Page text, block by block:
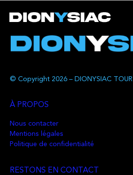
© Copyright 2026 – DIONYSIAC TOUR
À PROPOS
Nous contacter
Mentions légales
Politique de confidentialité
RESTONS EN CONTACT